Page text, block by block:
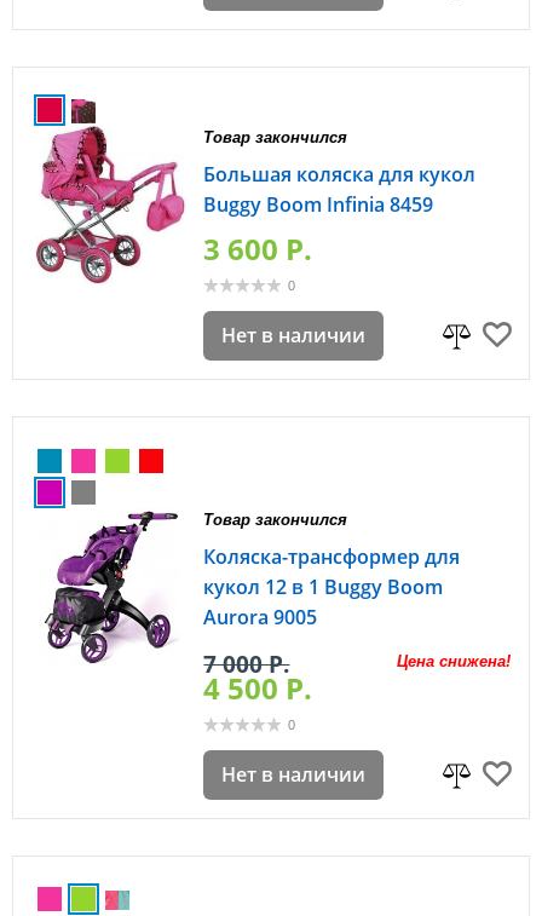
Товар закончился
Большая коляска для кукол
Buggy Boom Infinia 8459
3 600 P.
0
Нет в наличии
Товар закончился
Коляска-трансформер для
кукол 12 в 1 Buggy Boom
Aurora 9005
Цена снижена!
7 000 P.
4 500 P.
0
Нет в наличии